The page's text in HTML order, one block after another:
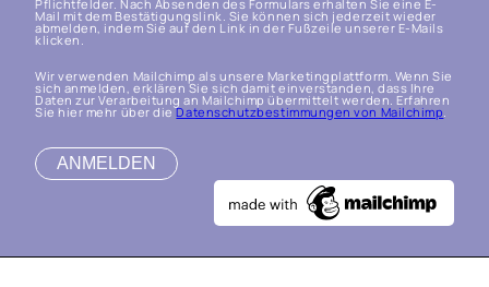
Pflichtfelder. Nach Absenden des Formulars erhalten Sie eine E-
Mail mit dem Bestätigungslink. Sie können sich jederzeit wieder
abmelden, indem Sie auf den Link in der Fußzeile unserer E-Mails
klicken.
Wir verwenden Mailchimp als unsere Marketingplattform. Wenn Sie
sich anmelden, erklären Sie sich damit einverstanden, dass Ihre
Daten zur Verarbeitung an Mailchimp übermittelt werden. Erfahren
Sie hier mehr über dieDatenschutzbestimmungen von Mailchimp.